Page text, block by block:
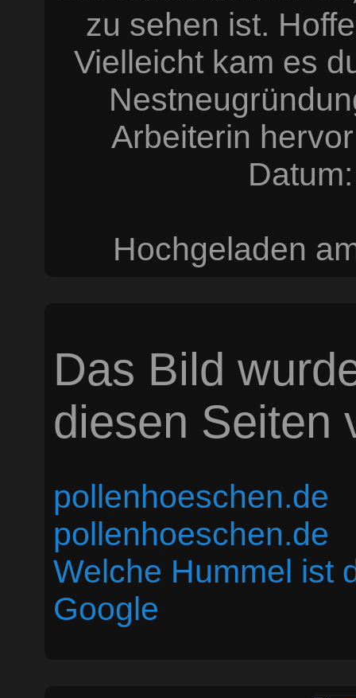
zu sehen ist.
Vielleicht kam es
Arbeiterin
Hochgeladen
Das Bild
diesen Seiten
pollenhoeschen.de
pollenhoeschen.de
Welche Hummel ist
Google